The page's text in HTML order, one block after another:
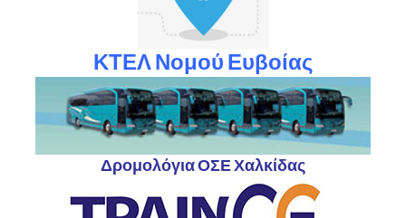
ΚΤΕΛ Νομού Ευβοίας
Δρομολόγια ΟΣΕ Χαλκίδας